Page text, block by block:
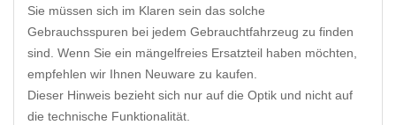
Sie müssen sich im Klaren sein das solche
Gebrauchsspuren bei jedem Gebrauchtfahrzeug zu finden
sind. Wenn Sie ein mängelfreies Ersatzteil haben möchten,
empfehlen wir Ihnen Neuware zu kaufen.
Dieser Hinweis bezieht sich nur auf die Optik und nicht auf
die technische Funktionalität.